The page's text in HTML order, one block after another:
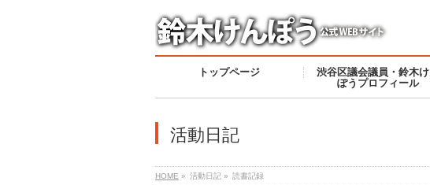
トップページ
渋谷区議会議員・鈴木
ぽうプロフィール
活動日記
HOME » 活動日記 » 読書記録